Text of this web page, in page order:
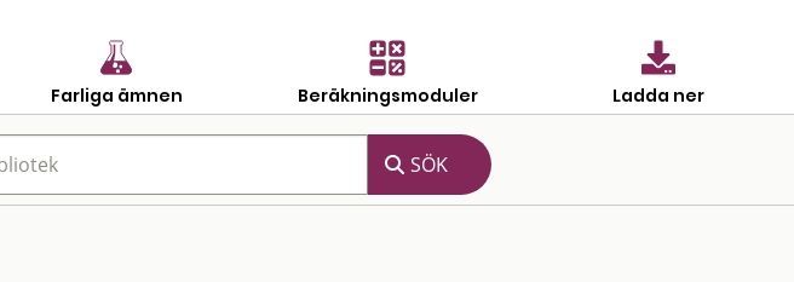
Farliga ämnen Beräkningsmoduler Ladda ner